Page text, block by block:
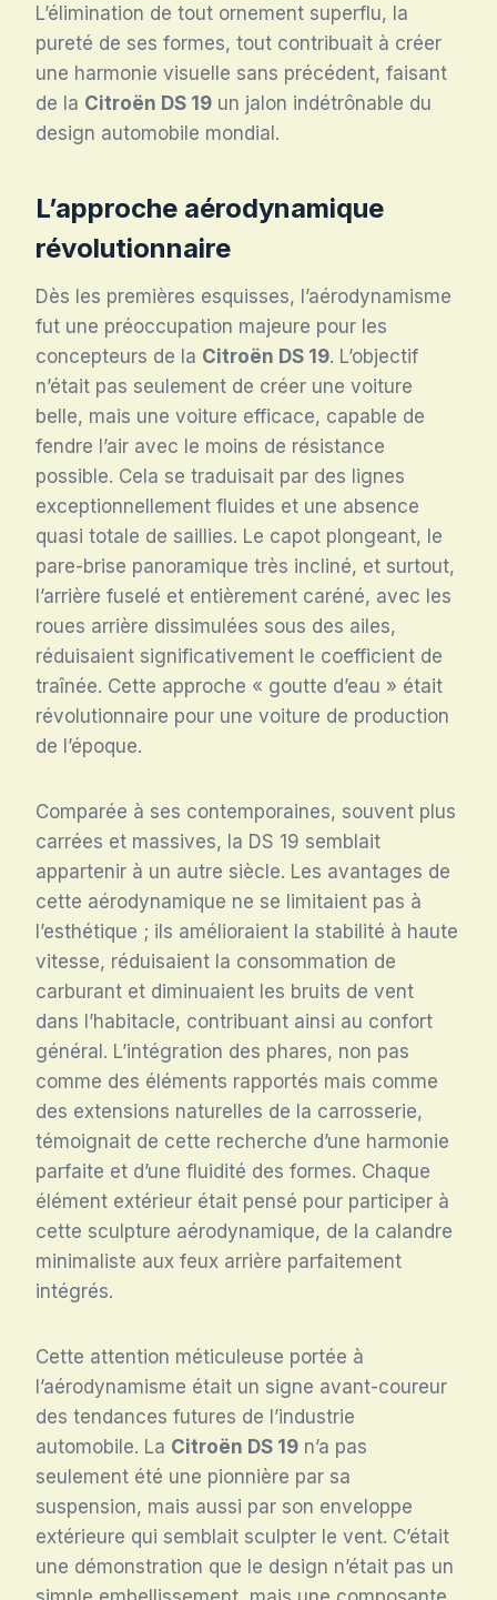
L’élimination de tout ornement superflu, la
pureté de ses formes, tout contribuait à créer
une harmonie visuelle sans précédent, faisant
de la Citroën DS 19 un jalon indétrônable du
design automobile mondial.
L’approche aérodynamique
révolutionnaire
Dès les premières esquisses, l’aérodynamisme
fut une préoccupation majeure pour les
concepteurs de la Citroën DS 19. L’objectif
n’était pas seulement de créer une voiture
belle, mais une voiture efficace, capable de
fendre l’air avec le moins de résistance
possible. Cela se traduisait par des lignes
exceptionnellement fluides et une absence
quasi totale de saillies. Le capot plongeant, le
pare-brise panoramique très incliné, et surtout,
l’arrière fuselé et entièrement caréné, avec les
roues arrière dissimulées sous des ailes,
réduisaient significativement le coefficient de
traînée. Cette approche « goutte d’eau » était
révolutionnaire pour une voiture de production
de l’époque.
Comparée à ses contemporaines, souvent plus
carrées et massives, la DS 19 semblait
appartenir à un autre siècle. Les avantages de
cette aérodynamique ne se limitaient pas à
l’esthétique ; ils amélioraient la stabilité à haute
vitesse, réduisaient la consommation de
carburant et diminuaient les bruits de vent
dans l’habitacle, contribuant ainsi au confort
général. L’intégration des phares, non pas
comme des éléments rapportés mais comme
des extensions naturelles de la carrosserie,
témoignait de cette recherche d’une harmonie
parfaite et d’une fluidité des formes. Chaque
élément extérieur était pensé pour participer à
cette sculpture aérodynamique, de la calandre
minimaliste aux feux arrière parfaitement
intégrés.
Cette attention méticuleuse portée à
l’aérodynamisme était un signe avant-coureur
des tendances futures de l’industrie
automobile. La Citroën DS 19 n’a pas
seulement été une pionnière par sa
suspension, mais aussi par son enveloppe
extérieure qui semblait sculpter le vent. C’était
une démonstration que le design n’était pas un